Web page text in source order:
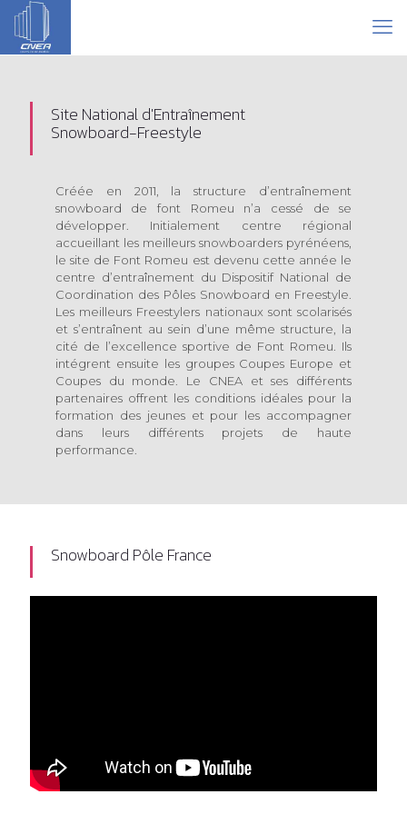
Site National d'Entraînement
Snowboard-Freestyle
Créée en 2011, la structure d’entraînement
snowboard de font Romeu n’a cessé de se
développer. Initialement centre régional
accueillant les meilleurs snowboarders pyrénéens,
le site de Font Romeu est devenu cette année le
centre d’entraînement du Dispositif National de
Coordination des Pôles Snowboard en Freestyle.
Les meilleurs Freestylers nationaux sont scolarisés
et s’entraînent au sein d’une même structure, la
cité de l’excellence sportive de Font Romeu. Ils
intégrent ensuite les groupes Coupes Europe et
Coupes du monde. Le CNEA et ses différents
partenaires offrent les conditions idéales pour la
formation des jeunes et pour les accompagner
dans leurs différents projets de haute
performance.
Snowboard Pôle France